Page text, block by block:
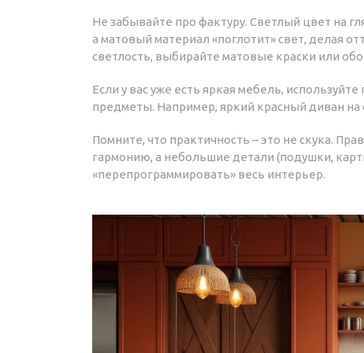
Не забывайте про фактуру. Светлый цвет на
а матовый материал «поглотит» свет, делая
светлость, выбирайте матовые краски или
Если у вас уже есть яркая мебель,
предметы. Например, яркий красный диван на
Помните, что практичность – это не скука.
гармонию, а небольшие детали (подушки,
«перепрограммировать» весь интерьер.